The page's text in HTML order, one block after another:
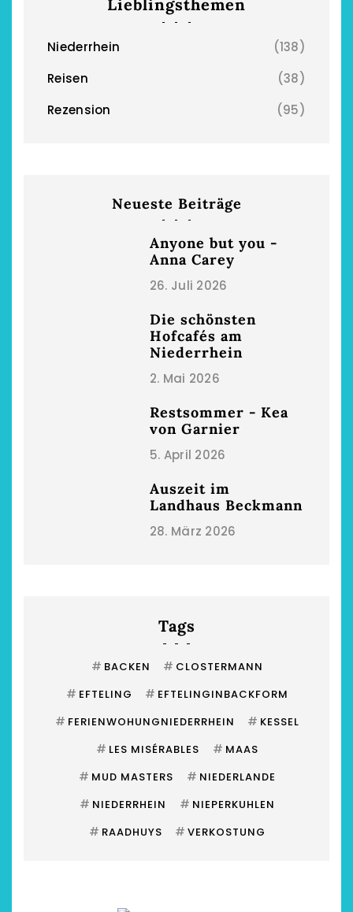
Lieblingsthemen
Niederrhein
(138)
Reisen
(38)
Rezension
(95)
Neueste Beiträge
Anyone but you -
Anna Carey
26. Juli 2026
Die schönsten
Hofcafés am
Niederrhein
2. Mai 2026
Restsommer - Kea
von Garnier
5. April 2026
Auszeit im
Landhaus Beckmann
28. März 2026
Tags
# BACKEN # CLOSTERMANN
# EFTELING # EFTELINGINBACKFORM
# FERIENWOHUNGNIEDERRHEIN # KESSEL
# LES MISÉRABLES # MAAS
# MUD MASTERS # NIEDERLANDE
# NIEDERRHEIN # NIEPERKUHLEN
# RAADHUYS # VERKOSTUNG